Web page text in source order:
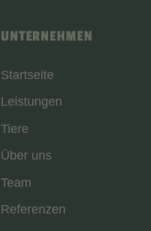
UNTERNEHMEN
Startseite
Leistungen
Tiere
Über uns
Team
Referenzen